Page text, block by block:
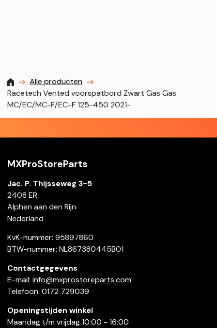
MXProstoreparts
Alle producten
Racetech Vented voorspatbord Zwart Gas Gas
MC/EC/MC-F/EC-F 125-450 2021-
MXProStoreParts
Jac. P. Thijsseweg 3-5
2408 ER
Alphen aan den Rijn
Nederland
KvK-nummer: 95897860
BTW-nummer: NL867380445B01
Contactgegevens
E-mail: info@mxprostoreparts.com
Telefoon: 0172 729039
Openingstijden winkel
Maandag t/m vrijdag 10:00 - 16:00